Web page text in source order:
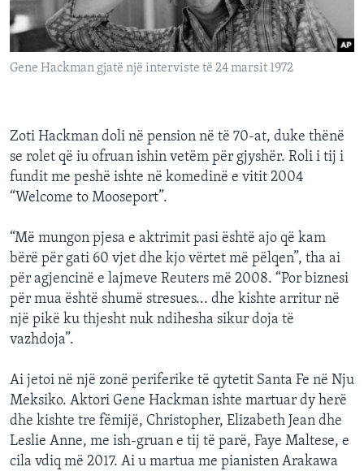
Gene Hackman gjatë një interviste të 24 marsit 1972
Zoti Hackman doli në pension në të 70-at, duke thënë
se rolet që iu ofruan ishin vetëm për gjyshër. Roli i tij i
fundit me peshë ishte në komedinë e vitit 2004
“Welcome to Mooseport”.
“Më mungon pjesa e aktrimit pasi është ajo që kam
bërë për gati 60 vjet dhe kjo vërtet më pëlqen”, tha ai
për agjencinë e lajmeve Reuters më 2008. “Por biznesi
për mua është shumë stresues... dhe kishte arritur në
një pikë ku thjesht nuk ndihesha sikur doja të
vazhdoja”.
Ai jetoi në një zonë periferike të qytetit Santa Fe në Nju
Meksiko. Aktori Gene Hackman ishte martuar dy herë
dhe kishte tre fëmijë, Christopher, Elizabeth Jean dhe
Leslie Anne, me ish-gruan e tij të parë, Faye Maltese, e
cila vdiq më 2017. Ai u martua me pianisten Arakawa